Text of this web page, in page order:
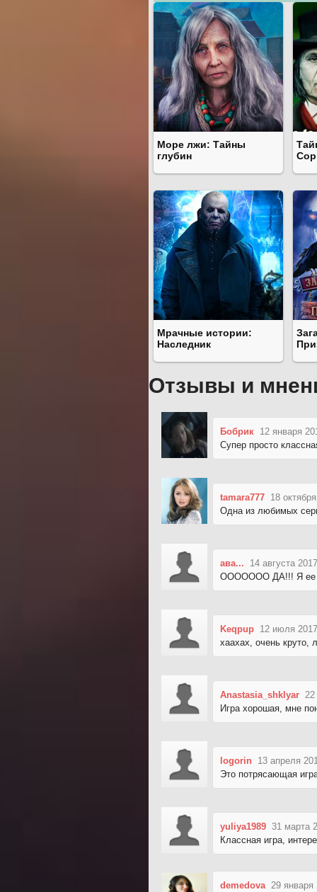
Море лжи: Тайны
глубин
Мрачные истории:
Наследник
Отзывы и
Бобрик 12 января
Супер просто
tamara777 18
Одна из любимых
ава...
14 августа
ООООООО ДА!!! Я ее
Keqpup 12 июля
хаахах, очень круто,
Anastasia_shklyar
Игра хорошая, мне
logorin 13 апреля
Это потрясающая
yuliya1989 31 марта
Классная игра,
demedova 29 января